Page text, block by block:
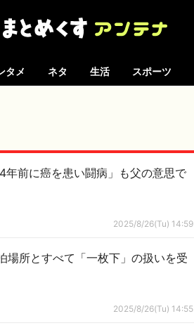
タメ ネタ 生活 スポーツ
前に癌を患い闘病」も父の意思で
2025/8/26(Tu) 14:59
場所とすべて「一枚下」の扱いを受
2025/8/26(Tu) 14:55